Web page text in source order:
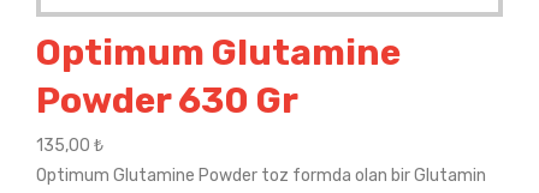
Optimum Glutamine
Powder 630 Gr
135,00 ₺
Optimum Glutamine Powder toz formda olan bir Glutamin